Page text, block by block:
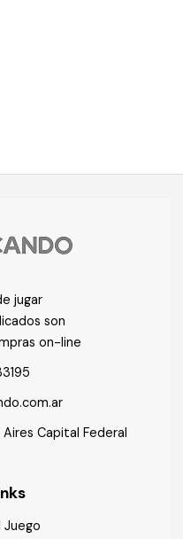
jugar
son
on-line
Capital Federal
Juego